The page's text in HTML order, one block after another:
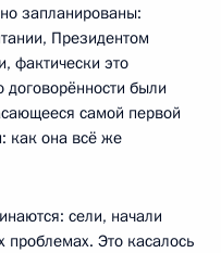
запланированы:
Президентом
фактически это
договорённости были
самой первой
как она всё же
сели, начали
проблемах. Это касалось